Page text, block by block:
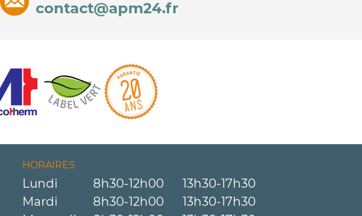
contact@apm24.fr
HORAIRES
Lundi 8h30-12h00
13h30-17h30
Mardi
8h30-12h00
13h30-17h30